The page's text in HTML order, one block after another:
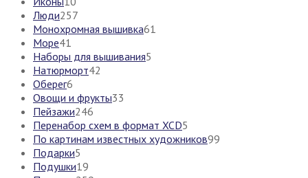
Люди257
Монохромная вышивка61
Море41
Наборы для вышивания5
Натюрморт42
Оберег6
Овощи и фрукты33
Пейзажи246
Перенабор схем в формат XCD5
По картинам известных художников99
Подарки5
Подушки19